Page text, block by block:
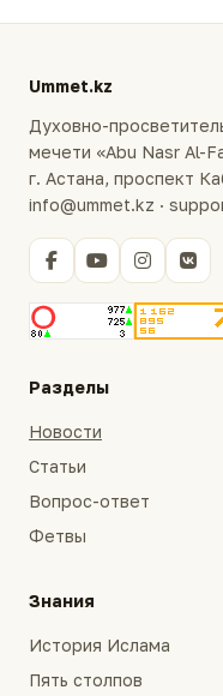
Ummet.kz
Духовно-
мечети «Abu Nasr Al-
г. Астана, проспект
info@ummet.kz ·
Разделы
Новости
Статьи
Вопрос-ответ
Фетвы
Знания
История Ислама
Пять столпов